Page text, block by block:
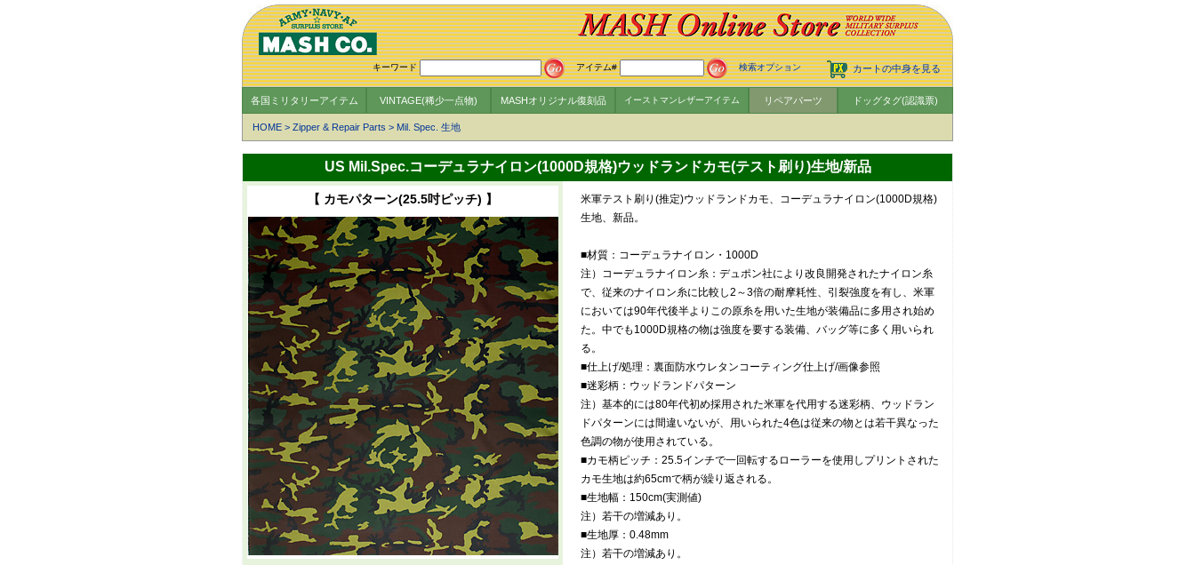
カートの中身を見る
キーワード アイテム# 検索オプション
各国ミリタリーアイテム VINTAGE(稀少一点物) MASHオリジナル復刻品 イーストマンレザーアイテム リペアパーツ ドッグタグ(認識票)
HOME > Zipper & Repair Parts > Mil. Spec. 生地
US Mil.Spec.コーデュラナイロン(1000D規格)ウッドランドカモ(テスト刷り)生地/新品
【 カモパターン(25.5吋ピッチ) 】
米軍テスト刷り(推定)ウッドランドカモ、コーデュラナイロン(1000D規格)
生地、新品。
■材質：コーデュラナイロン・1000D
注）コーデュラナイロン糸：デュポン社により改良開発されたナイロン糸
で、従来のナイロン糸に比較し2～3倍の耐摩耗性、引裂強度を有し、米軍
においては90年代後半よりこの原糸を用いた生地が装備品に多用され始め
た。中でも1000D規格の物は強度を要する装備、バッグ等に多く用いられ
る。
■仕上げ/処理：裏面防水ウレタンコーティング仕上げ/画像参照
■迷彩柄：ウッドランドパターン
注）基本的には80年代初め採用された米軍を代用する迷彩柄、ウッドラン
ドパターンには間違いないが、用いられた4色は従来の物とは若干異なった
色調の物が使用されている。
■カモ柄ピッチ：25.5インチで一回転するローラーを使用しプリントされた
カモ生地は約65cmで柄が繰り返される。
■生地幅：150cm(実測値)
注）若干の増減あり。
■生地厚：0.48mm
注）若干の増減あり。